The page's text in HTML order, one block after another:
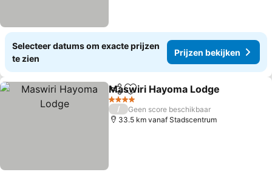
Selecteer datums om exacte prijzen
te zien
Prijzen bekijken
DelenToevoegen aan favorieten
Maswiri Hayoma Lodge
4 Sterren
/
Geen score beschikbaar
33.5 km vanaf Stadscentrum